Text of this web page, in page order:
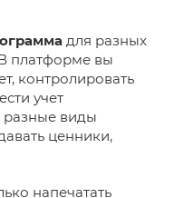
для разных
платформе вы
контролировать
учет
разные виды
ценники,
напечатать